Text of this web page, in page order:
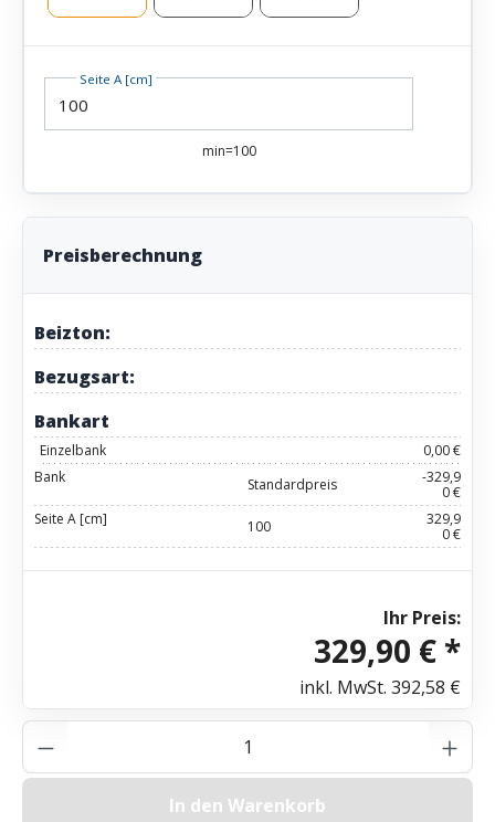
Seite A [cm]
min=100
Preisberechnung
Beizton:
Bezugsart:
Bankart
Einzelbank
0,00 €
Bank
Standardpreis
-329,9
0 €
Seite A [cm]
100
329,9
0 €
Ihr Preis:
329,90 € *
inkl. MwSt. 392,58 €
Produkt Anzahl: Gib den gewünschten
In den Warenkorb